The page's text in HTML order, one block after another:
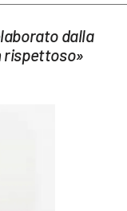
dalla
rispettoso»